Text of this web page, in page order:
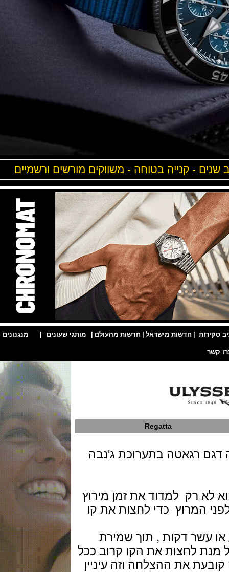
- קנייה בטוחה - משווקים מורשים ורשמיים
| חדשות מישראל | חדשות מהעולם | מותגי שעונים | מנגנונים |
Regatta
רגאטה בתערוכת ג'נבה
רק למדוד את זמן מירוץ
כדי לחצות את קו
דקות , תוך שמירת
לחצות את הקו קרוב ככל
את ההצלחה וזה עיניין